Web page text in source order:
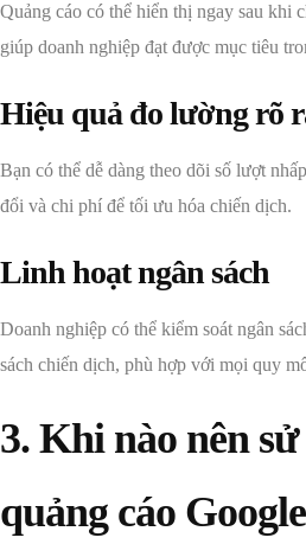
Quảng cáo có thể hiển thị ngay sau khi
giúp doanh nghiệp đạt được mục tiêu
Hiệu quả đo lường rõ
Bạn có thể dễ dàng theo dõi số lượt
đổi và chi phí để tối ưu hóa chiến dịch.
Linh hoạt ngân sách
Doanh nghiệp có thể kiểm soát ngân
sách chiến dịch, phù hợp với mọi quy
3. Khi nào nên
quảng cáo